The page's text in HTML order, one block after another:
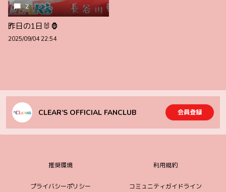
2
昨日の1日🐰🦍
2025/09/04 22:54
CLEAR’S OFFICIAL FANCLUB 会員登録
推奨環境 利用規約
プライバシーポリシー コミュニティガイドライン